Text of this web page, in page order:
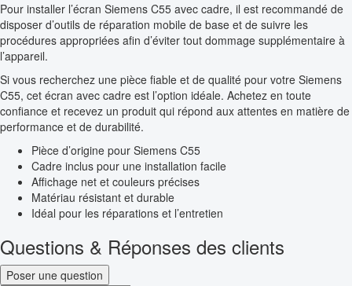
Pour installer l’écran Siemens C55 avec cadre, il est recommandé de
disposer d’outils de réparation mobile de base et de suivre les
procédures appropriées afin d’éviter tout dommage supplémentaire à
l’appareil.
Si vous recherchez une pièce fiable et de qualité pour votre Siemens
C55, cet écran avec cadre est l’option idéale. Achetez en toute
confiance et recevez un produit qui répond aux attentes en matière de
performance et de durabilité.
Pièce d’origine pour Siemens C55
Cadre inclus pour une installation facile
Affichage net et couleurs précises
Matériau résistant et durable
Idéal pour les réparations et l’entretien
Questions & Réponses des clients
Poser une question